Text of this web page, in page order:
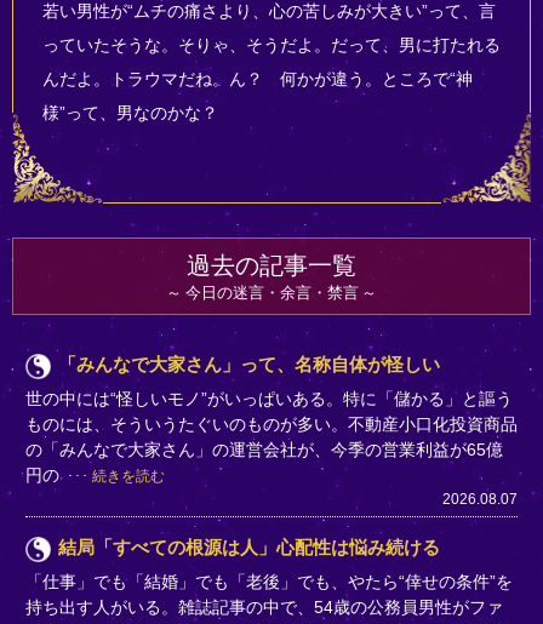
若い男性が“ムチの痛さより、心の苦しみが大きい”って、言
っていたそうな。そりゃ、そうだよ。だって、男に打たれる
んだよ。トラウマだね。ん？ 何かが違う。ところで“神
様”って、男なのかな？
過去の記事一覧
今日の迷言・余言・禁言
「みんなで大家さん」って、名称自体が怪しい
世の中には“怪しいモノ”がいっぱいある。特に「儲かる」と謳う
ものには、そういうたぐいのものが多い。不動産小口化投資商品
の「みんなで大家さん」の運営会社が、今季の営業利益が65億
円の
続きを読む
2026.08.07
結局「すべての根源は人」心配性は悩み続ける
「仕事」でも「結婚」でも「老後」でも、やたら“倖せの条件”を
持ち出す人がいる。雑誌記事の中で、54歳の公務員男性がファ